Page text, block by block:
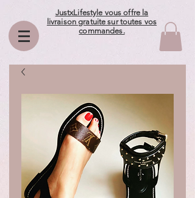
JustxLifestyle vous offre la
livraison gratuite sur toutes vos
commandes.